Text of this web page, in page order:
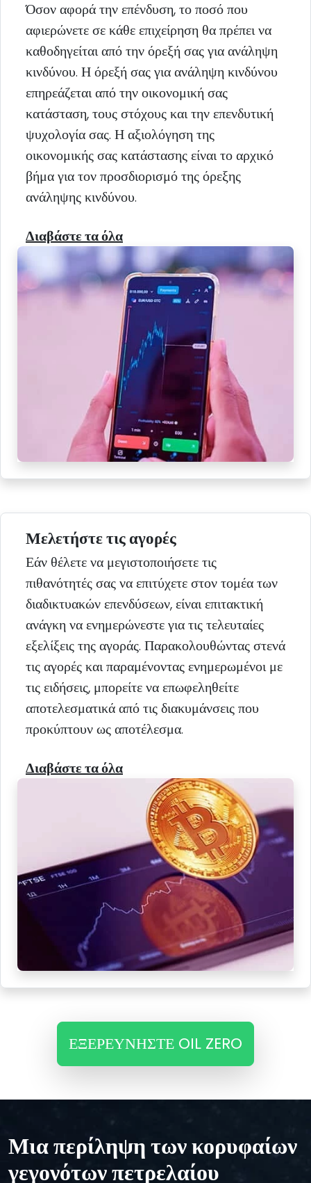
Όσον αφορά την επένδυση, το ποσό που
αφιερώνετε σε κάθε επιχείρηση θα πρέπει να
καθοδηγείται από την όρεξή σας για ανάληψη
κινδύνου. Η όρεξή σας για ανάληψη κινδύνου
επηρεάζεται από την οικονομική σας
κατάσταση, τους στόχους και την επενδυτική
ψυχολογία σας. Η αξιολόγηση της
οικονομικής σας κατάστασης είναι το αρχικό
βήμα για τον προσδιορισμό της όρεξης
ανάληψης κινδύνου.
Διαβάστε τα όλα
Μελετήστε τις αγορές
Εάν θέλετε να μεγιστοποιήσετε τις
πιθανότητές σας να επιτύχετε στον τομέα των
διαδικτυακών επενδύσεων, είναι επιτακτική
ανάγκη να ενημερώνεστε για τις τελευταίες
εξελίξεις της αγοράς. Παρακολουθώντας στενά
τις αγορές και παραμένοντας ενημερωμένοι με
τις ειδήσεις, μπορείτε να επωφεληθείτε
αποτελεσματικά από τις διακυμάνσεις που
προκύπτουν ως αποτέλεσμα.
Διαβάστε τα όλα
ΕΞΕΡΕΥΝΗΣΤΕ OIL ZERO
Μια περίληψη των κορυφαίων
γεγονότων πετρελαίου